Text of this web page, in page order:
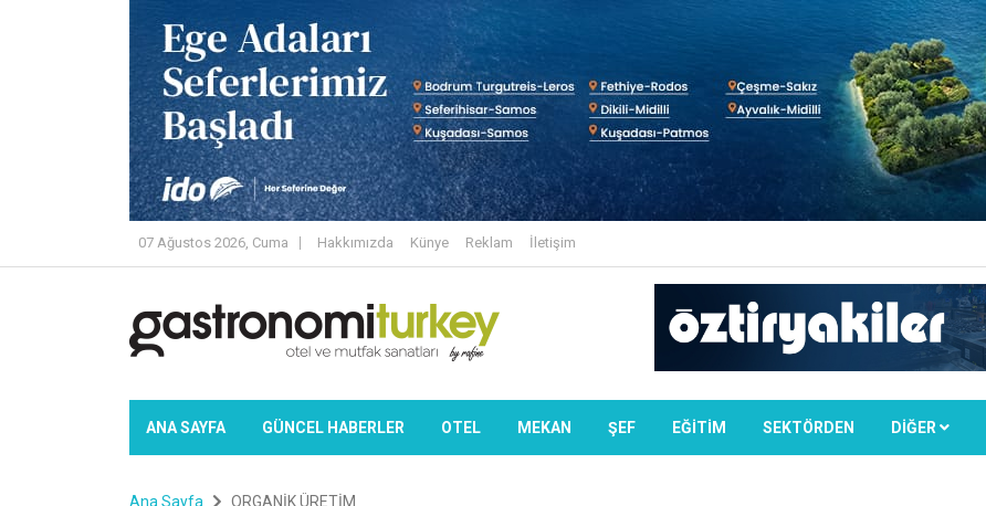
07 Ağustos 2026, Cuma Hakkımızda Künye Reklam İletişim
ANA SAYFA GÜNCEL HABERLER OTEL MEKAN ŞEF EĞİTİM SEKTÖRDEN DIĞER
Ana Sayfa ORGANİK ÜRETİM